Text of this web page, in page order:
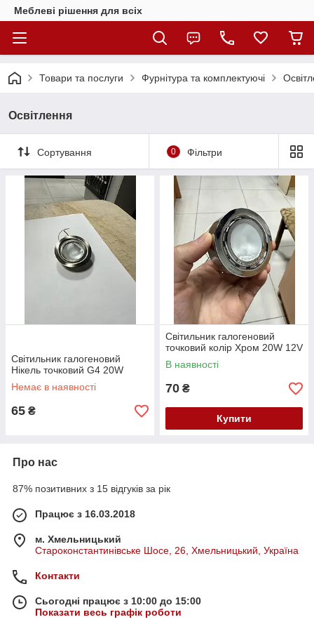
Меблеві рішення для всіх
Товари та послуги Фурнітура та комплектуючі
Освітлення
Сортування 0 Фільтри
Світильник галогеновий
Нікель точковий G4 20W
Немає в наявності
65 ₴
Світильник галогеновий
точковий колір Хром 20W 12V
В наявності
70 ₴
Купити
Про нас
87% позитивних з 15 відгуків за рік
Працює з 16.03.2018
м. Хмельницький
Староконстантинівське Шосе, 26, Хмельницький, Україна
Контакти
Сьогодні працює з 10:00 до 15:00
Показати весь графік роботи